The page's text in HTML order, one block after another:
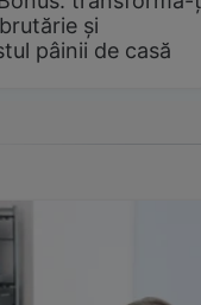
și
pâinii de casă